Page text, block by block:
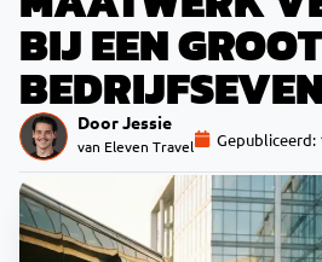
BIJ EEN GROOT
Door Jessie
van Eleven Travel Gepubliceerd: